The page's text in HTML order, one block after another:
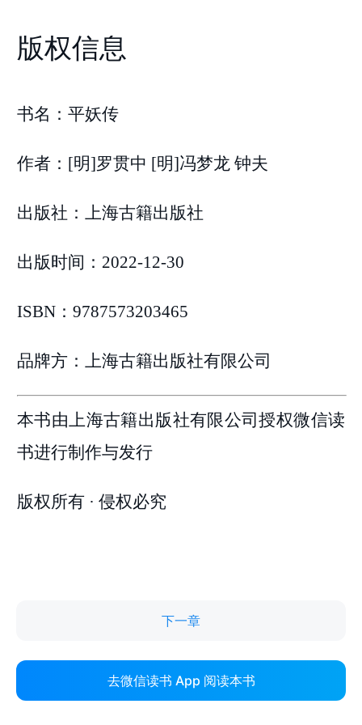
下一章
去微信读书 App 阅读本书